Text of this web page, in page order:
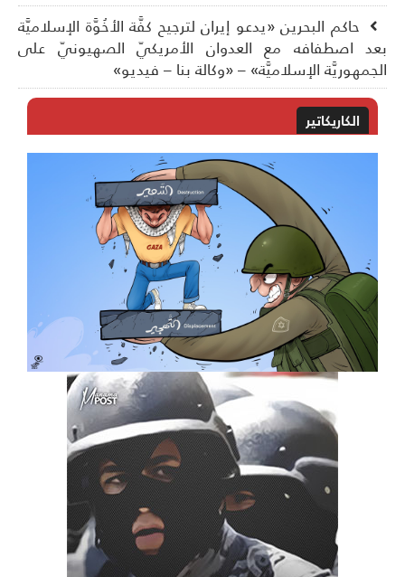
حاكم البحرين «يدعو إيران لترجيح كفَّة الأخُوَّة الإسلاميَّة
اصطفافه مع العدوان الأمريكيّ الصهيونيّ على
الإسلاميَّة» – «وكالة بنا – فيديو»
الكاريكاتير